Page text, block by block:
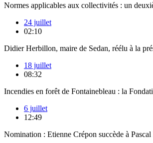
Normes applicables aux collectivités : un
24 juillet
02:10
Didier Herbillon, maire de Sedan, réélu à la
18 juillet
08:32
Incendies en forêt de Fontainebleau : la
6 juillet
12:49
Nomination : Etienne Crépon succède à Pascal